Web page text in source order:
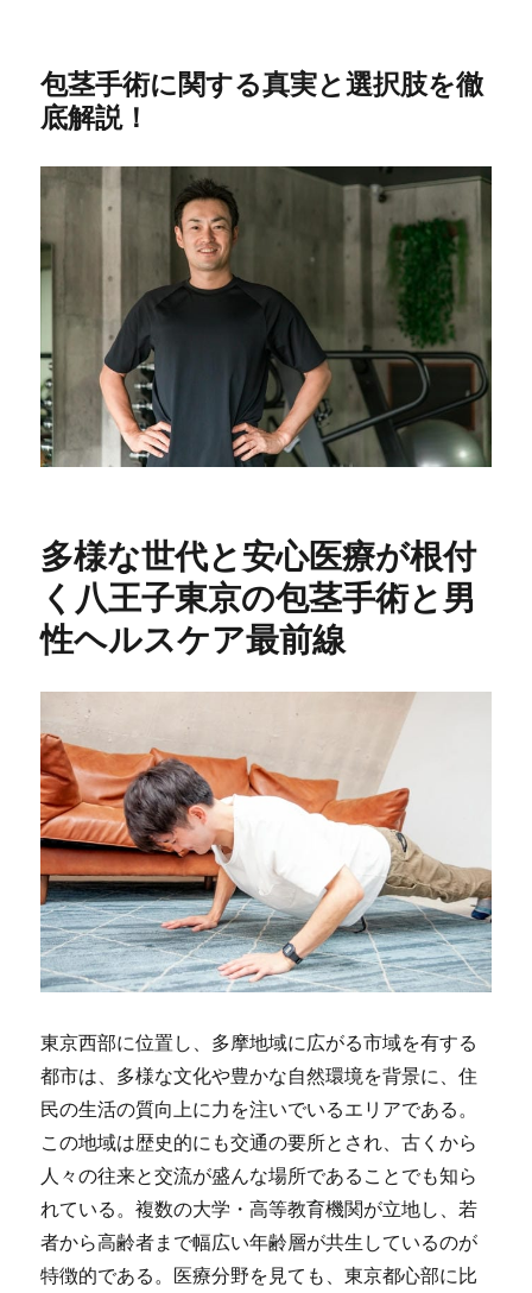
包茎手術に関する真実と選択肢を徹
底解説！
多様な世代と安心医療が根付
く八王子東京の包茎手術と男
性ヘルスケア最前線
東京西部に位置し、多摩地域に広がる市域を有する
都市は、多様な文化や豊かな自然環境を背景に、住
民の生活の質向上に力を注いでいるエリアである。
この地域は歴史的にも交通の要所とされ、古くから
人々の往来と交流が盛んな場所であることでも知ら
れている。複数の大学・高等教育機関が立地し、若
者から高齢者まで幅広い年齢層が共生しているのが
特徴的である。医療分野を見ても、東京都心部に比